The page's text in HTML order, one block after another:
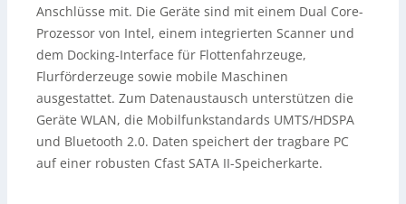
Anschlüsse mit. Die Geräte sind mit einem Dual Core-
Prozessor von Intel, einem integrierten Scanner und
dem Docking-Interface für Flottenfahrzeuge,
Flurförderzeuge sowie mobile Maschinen
ausgestattet. Zum Datenaustausch unterstützen die
Geräte WLAN, die Mobilfunkstandards UMTS/HDSPA
und Bluetooth 2.0. Daten speichert der tragbare PC
auf einer robusten Cfast SATA II-Speicherkarte.